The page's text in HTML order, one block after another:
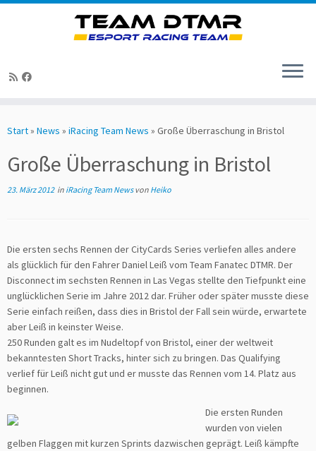
Inhalt
Start» News » iRacing Team News » Große Überraschung in Bristol
Große Überraschung in Bristol
23. März 2012in iRacing Team Newsvon Heiko
Die ersten sechs Rennen der CityCards Series verliefen alles andere
als glücklich für den Fahrer Daniel Leiß vom Team Fanatec DTMR. Der
Disconnect im sechsten Rennen in Las Vegas stellte den Tiefpunkt eine
unglücklichen Serie im Jahre 2012 dar. Früher oder später musste diese
Serie einfach reißen, dass dies in Bristol der Fall sein würde, erwartete
aber Leiß in keinster Weise.
250 Runden galt es im Nudeltopf von Bristol, einer der weltweit
bekanntesten Short Tracks, hinter sich zu bringen. Das Qualifying
verlief für Leiß nicht gut und er musste das Rennen vom 14. Platz aus
beginnen.
Die ersten Runden
wurden von vielen
gelben Flaggen mit kurzen Sprints dazwischen geprägt. Leiß kämpfte